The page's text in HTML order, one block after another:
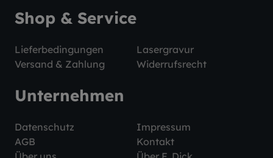
Shop & Service
Lieferbedingungen
Lasergravur
Versand & Zahlung
Widerrufsrecht
Unternehmen
Datenschutz
Impressum
AGB
Kontakt